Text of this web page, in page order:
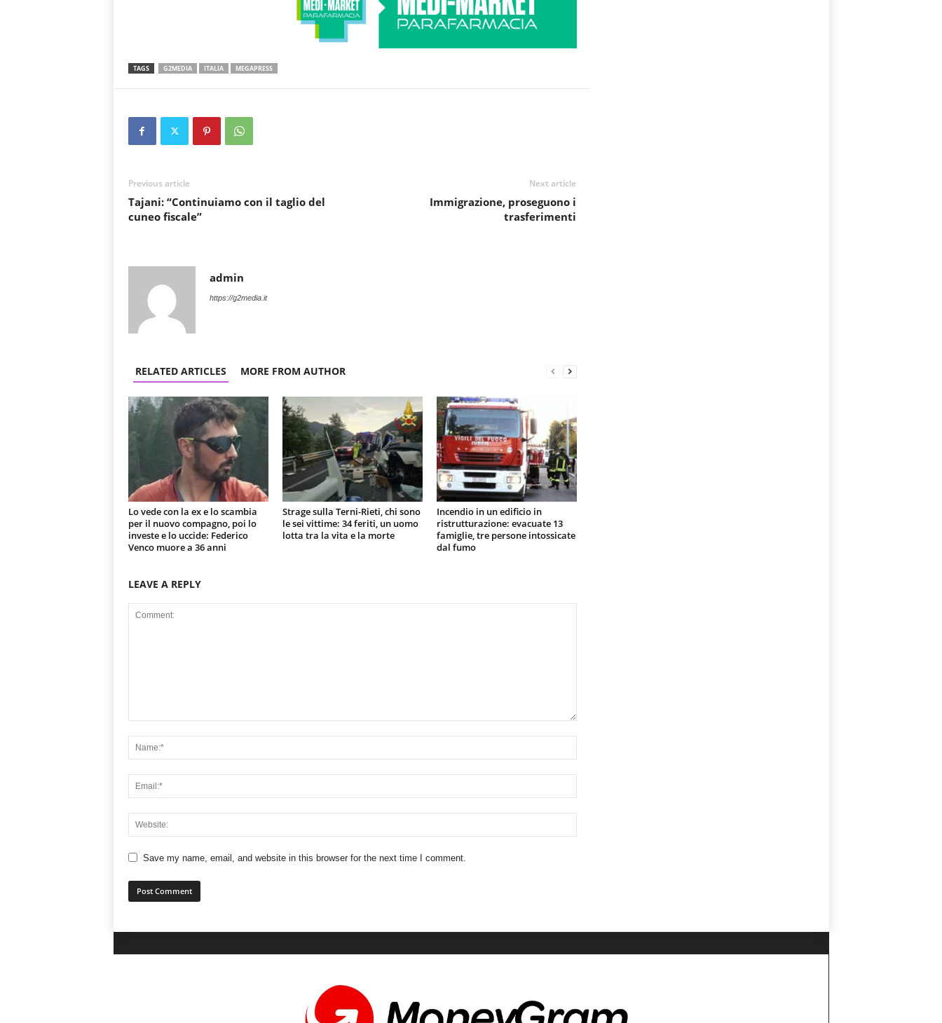
TAGS G2MEDIA ITALIA MEGAPRESS
Previous article
Tajani: “Continuiamo con il taglio del
cuneo fiscale”
Next article
Immigrazione, proseguono i
trasferimenti
admin
https://g2media.it
RELATED ARTICLES MORE FROM AUTHOR
Lo vede con la ex e lo scambia
per il nuovo compagno, poi lo
investe e lo uccide: Federico
Venco muore a 36 anni
Strage sulla Terni-Rieti, chi sono
le sei vittime: 34 feriti, un uomo
lotta tra la vita e la morte
Incendio in un edificio in
ristrutturazione: evacuate 13
famiglie, tre persone intossicate
dal fumo
LEAVE A REPLY
Save my name, email, and website in this browser for the next time I comment.